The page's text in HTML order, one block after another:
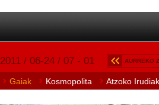
2011 / 06-24 / 07 - 01 AURREKO
Gaiak Kosmopolita Atzoko Irudiak